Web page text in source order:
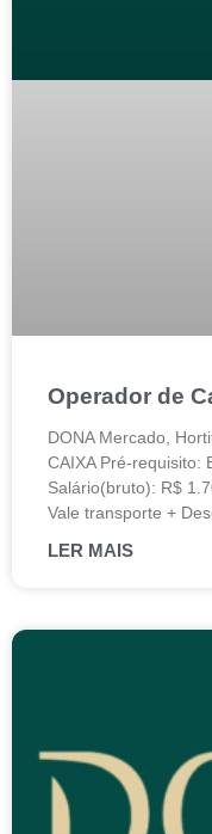
Operador de
DONA Mercado,
CAIXA Pré-requisito:
Salário(bruto): R$
Vale transporte +
LER MAIS